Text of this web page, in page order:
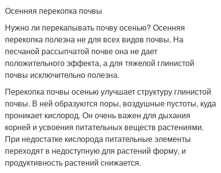
Осенняя перекопка почвы
Нужно ли перекапывать почву осенью? Осенняя
перекопка полезна не для всех видов почвы. На
песчаной рассыпчатой почве она не дает
положительного эффекта, а для тяжелой глинистой
почвы исключительно полезна.
Перекопка почвы осенью улучшает структуру глинистой
почвы. В ней образуются поры, воздушные пустоты, куда
проникает кислород. Он очень важен для дыхания
корней и усвоения питательных веществ растениями.
При недостатке кислорода питательные элементы
переходят в недоступную для растений форму, и
продуктивность растений снижается.